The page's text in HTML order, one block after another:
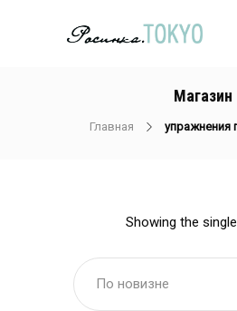
Магазин
Главная упражнения
Showing the
По новизне